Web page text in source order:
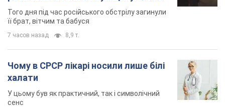
Того дня під час російського обстрілу загинули
її брат, вітчим та бабуся
7 часов назад 8,9 т.
Чому в СРСР лікарі носили лише білі
халати
У цьому був як практичний, так і символічний
сенс